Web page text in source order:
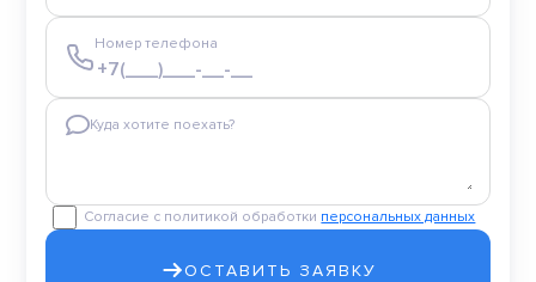
Номер телефона
Куда хотите поехать?
Согласие с политикой обработки персональных данных
ОСТАВИТЬ ЗАЯВКУ